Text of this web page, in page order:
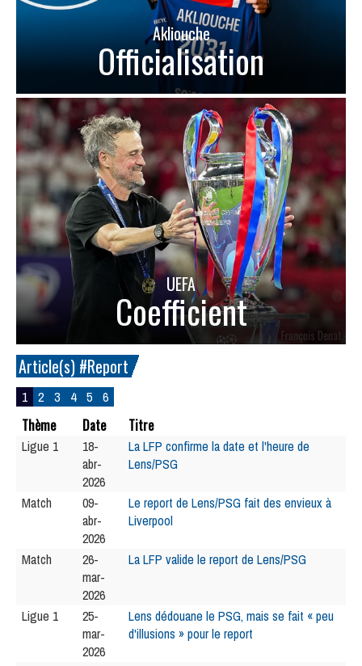
Akliouche
Officialisation
UEFA
Coefficient
Article(s) #Report
1 2 3 4 5 6
Thème Date Titre
Ligue 1
18-
abr-
2026
La LFP confirme la date et l'heure de
Lens/PSG
Match
09-
abr-
2026
Le report de Lens/PSG fait des envieux à
Liverpool
Match
26-
mar-
2026
La LFP valide le report de Lens/PSG
Ligue 1
25-
mar-
2026
Lens dédouane le PSG, mais se fait « peu
d'illusions » pour le report